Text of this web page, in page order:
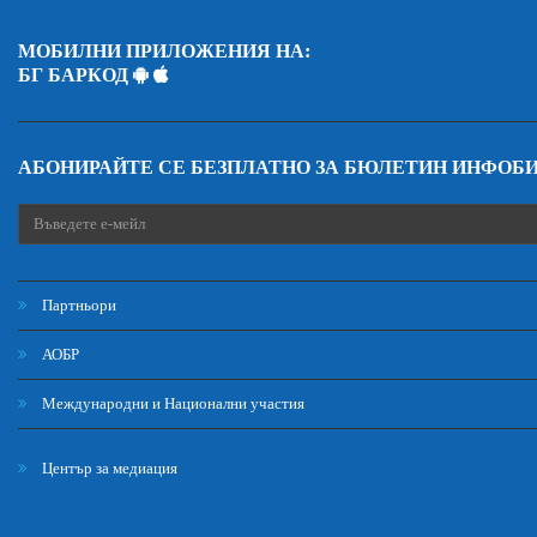
МОБИЛНИ ПРИЛОЖЕНИЯ НА:
БГ БАРКОД
АБОНИРАЙТЕ СЕ БЕЗПЛАТНО ЗА БЮЛЕТИН
Партньори
АОБР
Международни и Национални участия
Център за медиация